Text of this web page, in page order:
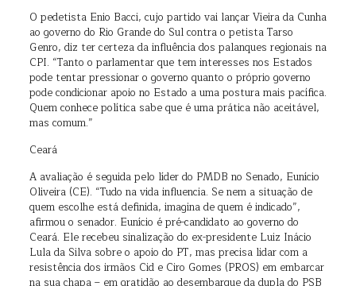
O pedetista Enio Bacci, cujo partido vai lançar Vieira da Cunha
ao governo do Rio Grande do Sul contra o petista Tarso
Genro, diz ter certeza da influência dos palanques regionais na
CPI. “Tanto o parlamentar que tem interesses nos Estados
pode tentar pressionar o governo quanto o próprio governo
pode condicionar apoio no Estado a uma postura mais pacífica.
Quem conhece política sabe que é uma prática não aceitável,
mas comum.”
Ceará
A avaliação é seguida pelo líder do PMDB no Senado, Eunício
Oliveira (CE). “Tudo na vida influencia. Se nem a situação de
quem escolhe está definida, imagina de quem é indicado”,
afirmou o senador. Eunício é pré-candidato ao governo do
Ceará. Ele recebeu sinalização do ex-presidente Luiz Inácio
Lula da Silva sobre o apoio do PT, mas precisa lidar com a
resistência dos irmãos Cid e Ciro Gomes (PROS) em embarcar